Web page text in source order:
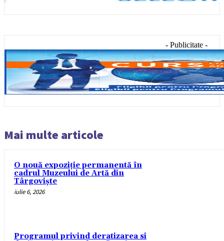
- Publicitate -
Mai multe articole
O nouă expoziție permanentă în
cadrul Muzeului de Artă din
Târgoviște
iulie 6, 2026
Programul privind deratizarea si